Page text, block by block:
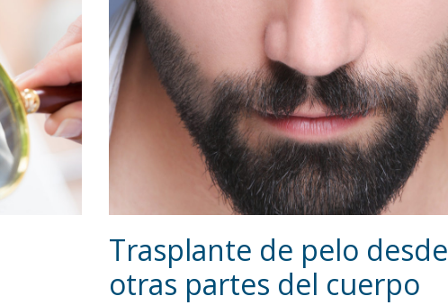
Trasplante de pelo desde
otras partes del cuerpo